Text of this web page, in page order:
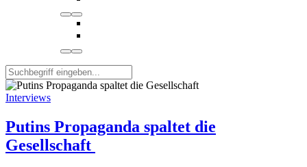
Interviews
Putins Propaganda spaltet die
Gesellschaft